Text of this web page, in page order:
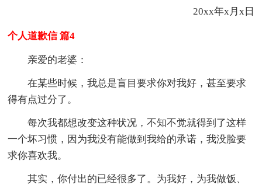
20xx年x月x日
个人道歉信 篇4
亲爱的老婆：
在某些时候，我总是盲目要求你对我好，甚至要求
得有点过分了。
每次我都想改变这种状况，不知不觉就得到了这样
一个坏习惯，因为我没有能做到我给的承诺，我没脸要
求你喜欢我。
其实，你付出的已经很多了。为我好，为我做饭、